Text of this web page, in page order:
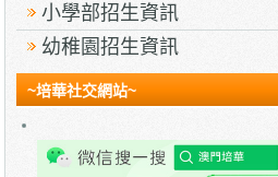
小學部招生資訊
幼稚園招生資訊
~培華社交網站~